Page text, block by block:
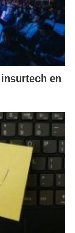
en